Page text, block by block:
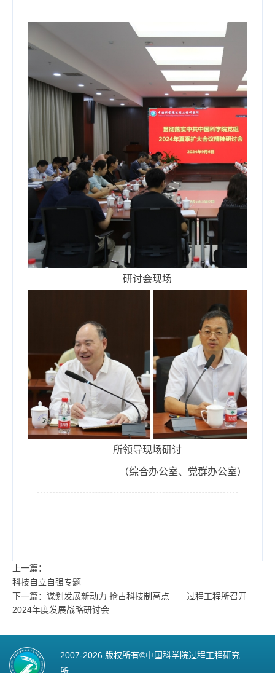
研讨会现场
所领导现场研讨
（综合办公室、党群办公室）
上一篇：
科技自立自强专题
下一篇：谋划发展新动力 抢占科技制高点——过程工程所召开
2024年度发展战略研讨会
2007-2026 版权所有©中国科学院过程工程研究
所